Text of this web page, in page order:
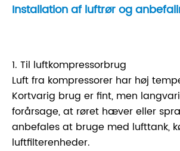
Installation af luftrør og
1. Til luftkompressorbrug
Luft fra kompressorer har høj
Kortvarig brug er fint, men
forårsage, at røret hæver eller
anbefales at bruge med lufttank,
luftfilterenheder.